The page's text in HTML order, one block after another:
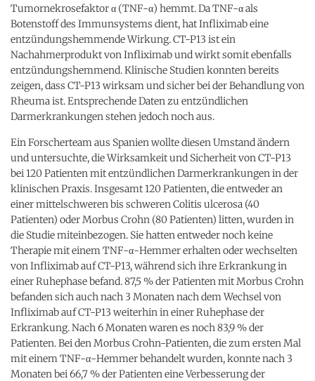
Tumornekrosefaktor α (TNF-α) hemmt. Da TNF-α als
Botenstoff des Immunsystems dient, hat Infliximab eine
entzündungshemmende Wirkung. CT-P13 ist ein
Nachahmerprodukt von Infliximab und wirkt somit ebenfalls
entzündungshemmend. Klinische Studien konnten bereits
zeigen, dass CT-P13 wirksam und sicher bei der Behandlung von
Rheuma ist. Entsprechende Daten zu entzündlichen
Darmerkrankungen stehen jedoch noch aus.
Ein Forscherteam aus Spanien wollte diesen Umstand ändern
und untersuchte, die Wirksamkeit und Sicherheit von CT-P13
bei 120 Patienten mit entzündlichen Darmerkrankungen in der
klinischen Praxis. Insgesamt 120 Patienten, die entweder an
einer mittelschweren bis schweren Colitis ulcerosa (40
Patienten) oder Morbus Crohn (80 Patienten) litten, wurden in
die Studie miteinbezogen. Sie hatten entweder noch keine
Therapie mit einem TNF-α-Hemmer erhalten oder wechselten
von Infliximab auf CT-P13, während sich ihre Erkrankung in
einer Ruhephase befand. 87,5 % der Patienten mit Morbus Crohn
befanden sich auch nach 3 Monaten nach dem Wechsel von
Infliximab auf CT-P13 weiterhin in einer Ruhephase der
Erkrankung. Nach 6 Monaten waren es noch 83,9 % der
Patienten. Bei den Morbus Crohn-Patienten, die zum ersten Mal
mit einem TNF-α-Hemmer behandelt wurden, konnte nach 3
Monaten bei 66,7 % der Patienten eine Verbesserung der